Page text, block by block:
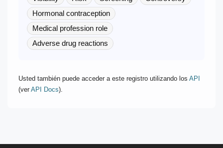
Hormonal contraception
Medical profession role
Adverse drug reactions
Usted también puede acceder a este registro utilizando los API
(ver API Docs).